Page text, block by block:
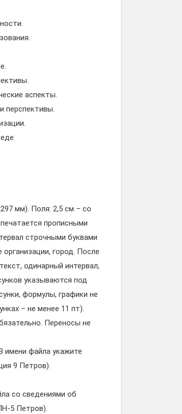
аспекты.
перспективы.
мм). Поля: 2,5 см – со
прописными
строчными буквами
город. После
одинарный интервал,
указываются под
формулы, графики не
– не менее 11 пт).
Переносы не
имени файла укажите
9 Петров).
со сведениями об
5 Петров).